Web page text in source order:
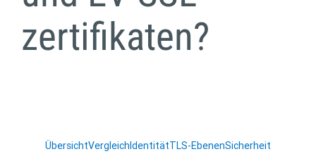
zertifikaten?
ÜbersichtVergleichIdentitätTLS-EbenenSicherheit